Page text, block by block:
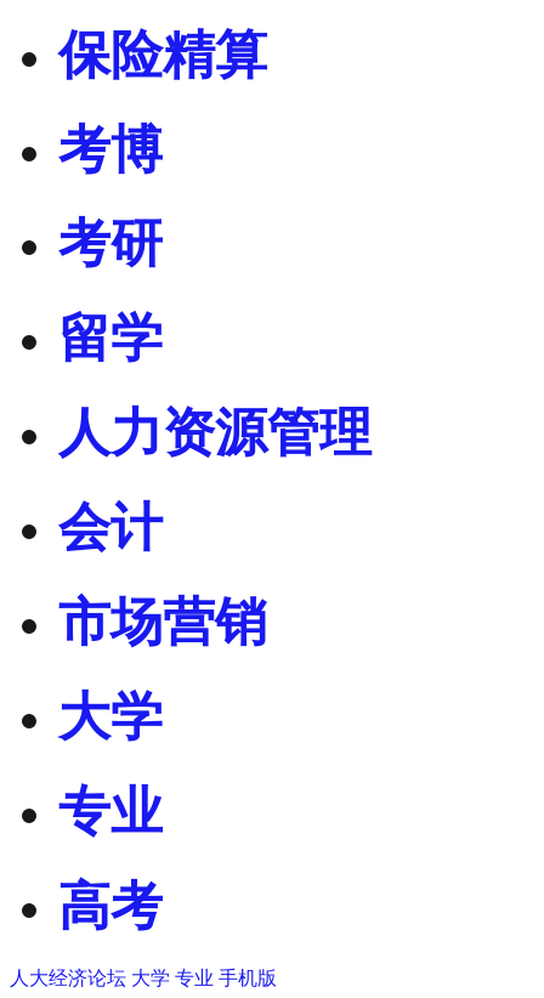
保险精算
考博
考研
留学
人力资源管理
会计
市场营销
大学
专业
高考
人大经济论坛 大学 专业 手机版